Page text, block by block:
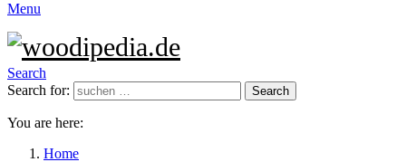
Menu
Search
Search for:
Search
You are here:
Home